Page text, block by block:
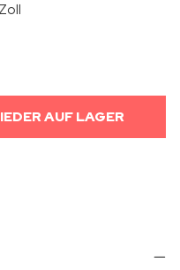
AUF LAGER